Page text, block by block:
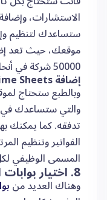
الاستشارات،
ستساعدك لتنظيم
50000 شركة في أنحاء العالم.
إضافة Time Sheets :
وبالطبع ستحتاج
والتي ستساعدك في
تدفقه. كما يمكنك
الفواتير وتنظيم
المسمى الوظيفي
8. اختيار بوابات الدفع المناسبة
وهناك العديد من